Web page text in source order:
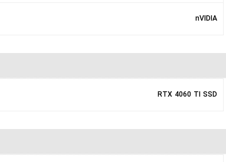
nVIDIA
RTX 4060 TI SSD